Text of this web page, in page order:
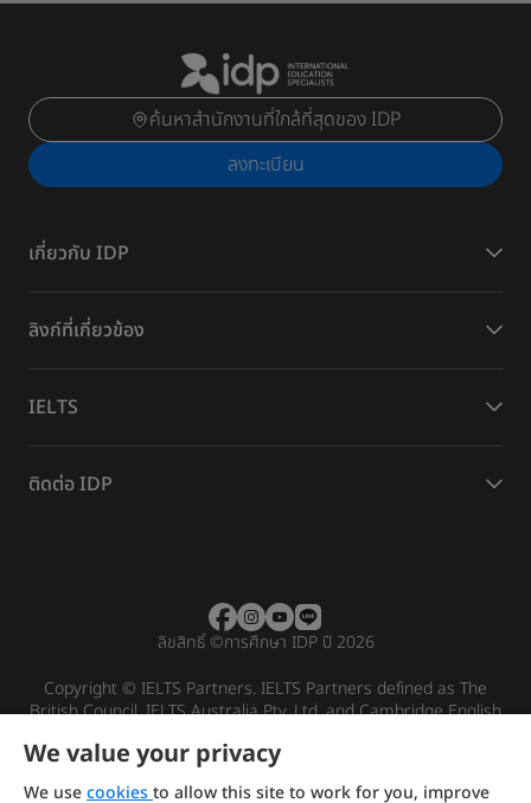
ค้นหาสำนักงานที่ใกล้ที่สุดของ IDP
ลงทะเบียน
เกี่ยวกับ IDP
ลิงก์ที่เกี่ยวข้อง
IELTS
ติดต่อ IDP
ลิขสิทธิ์©การศึกษา IDP ปี 2026
Copyright © IELTS Partners. IELTS Partners defined as The
British Council, IELTS Australia Pty. Ltd. and Cambridge English
Investors
Terms of use Privacy policy Disclaimer
We value your privacy
We usecookiesto allow this site to work for you, improve